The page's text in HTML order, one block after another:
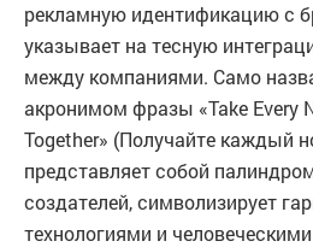
рекламную идентификацию с
указывает на тесную
между компаниями. Само
акронимом фразы «Take Every
Together» (Получайте каждый
представляет собой
создателей, символизирует
технологиями и